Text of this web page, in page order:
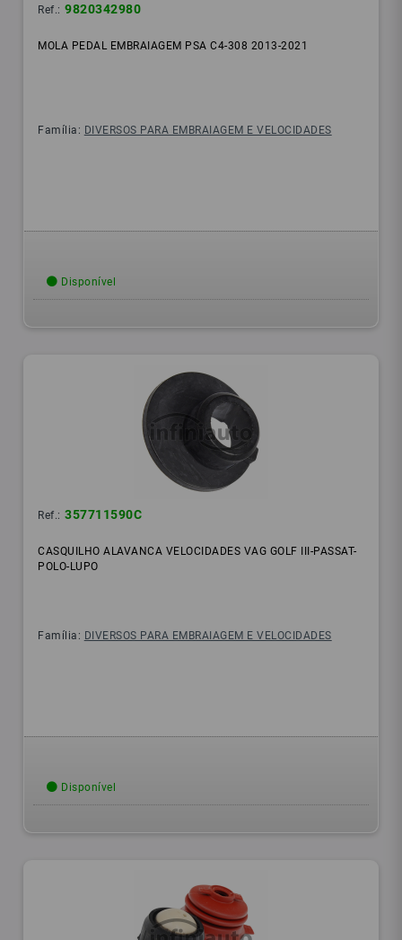
Ref.: 9820342980
MOLA PEDAL EMBRAIAGEM PSA C4-308 2013-2021
Família: DIVERSOS PARA EMBRAIAGEM E VELOCIDADES
Disponível
Ref.: 357711590C
CASQUILHO ALAVANCA VELOCIDADES VAG GOLF III-PASSAT-
POLO-LUPO
Família: DIVERSOS PARA EMBRAIAGEM E VELOCIDADES
Disponível